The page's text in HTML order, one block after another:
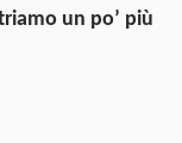
un po’ più